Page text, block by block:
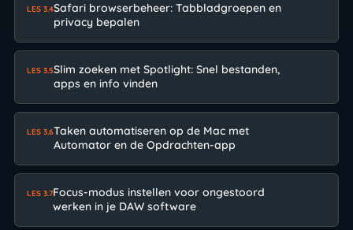
LES 3.4Safari browserbeheer: Tabbladgroepen en
privacy bepalen
LES 3.5Slim zoeken met Spotlight: Snel bestanden,
apps en info vinden
LES 3.6Taken automatiseren op de Mac met
Automator en de Opdrachten-app
LES 3.7Focus-modus instellen voor ongestoord
werken in je DAW software